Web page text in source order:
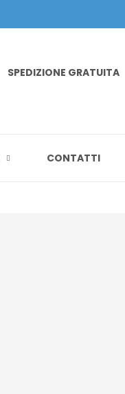
SPEDIZIONE GRATUITA
CONTATTI